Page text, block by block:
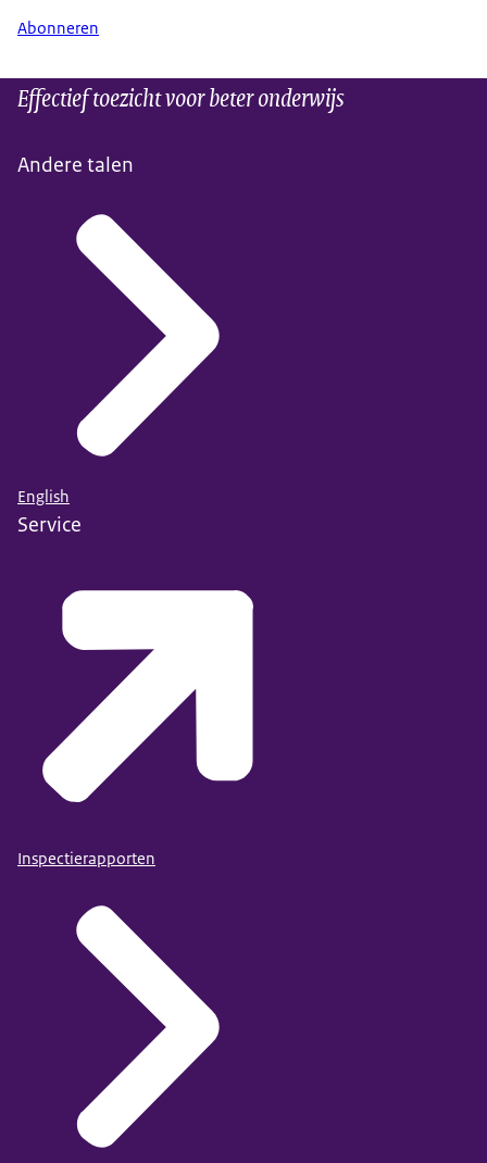
Abonneren
Effectief toezicht voor beter onderwijs
Andere talen
English
Service
Inspectierapporten